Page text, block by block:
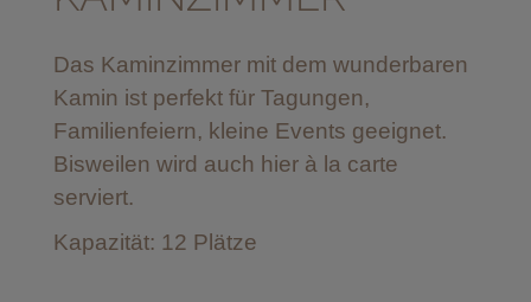
Das Kaminzimmer mit dem wunderbaren
Kamin ist perfekt für Tagungen,
Familienfeiern, kleine Events geeignet.
Bisweilen wird auch hier à la carte
serviert.
Kapazität: 12 Plätze